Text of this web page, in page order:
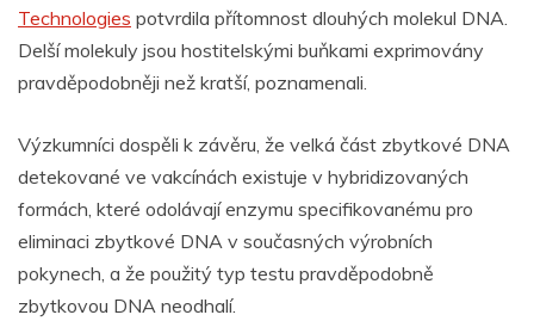
Technologies potvrdila přítomnost dlouhých molekul DNA.
Delší molekuly jsou hostitelskými buňkami exprimovány
pravděpodobněji než kratší, poznamenali.
Výzkumníci dospěli k závěru, že velká část zbytkové DNA
detekované ve vakcínách existuje v hybridizovaných
formách, které odolávají enzymu specifikovanému pro
eliminaci zbytkové DNA v současných výrobních
pokynech, a že použitý typ testu pravděpodobně
zbytkovou DNA neodhalí.